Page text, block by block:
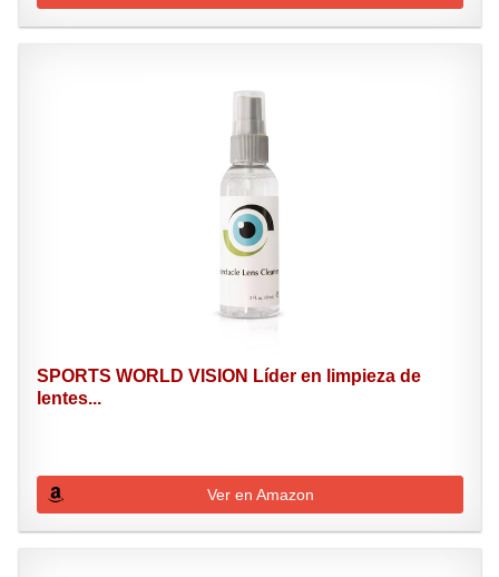
SPORTS WORLD VISION Líder en limpieza de
lentes...
Ver en Amazon